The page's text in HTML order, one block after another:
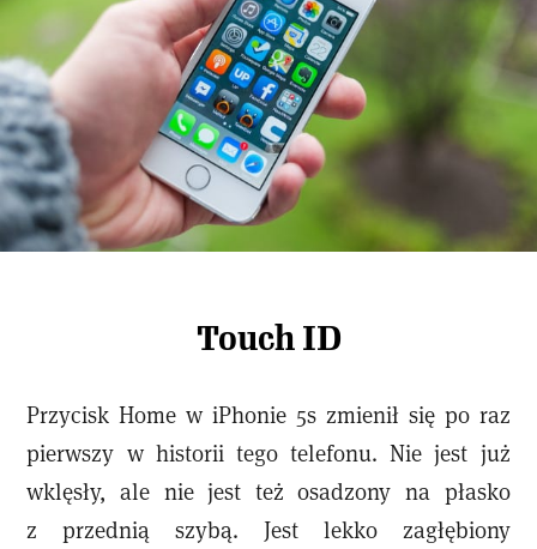
Touch ID
Przycisk Home w iPhonie 5s zmienił się po raz
pierwszy w historii tego telefonu. Nie jest już
wklęsły, ale nie jest też osadzony na płasko
z przednią szybą. Jest lekko zagłębiony